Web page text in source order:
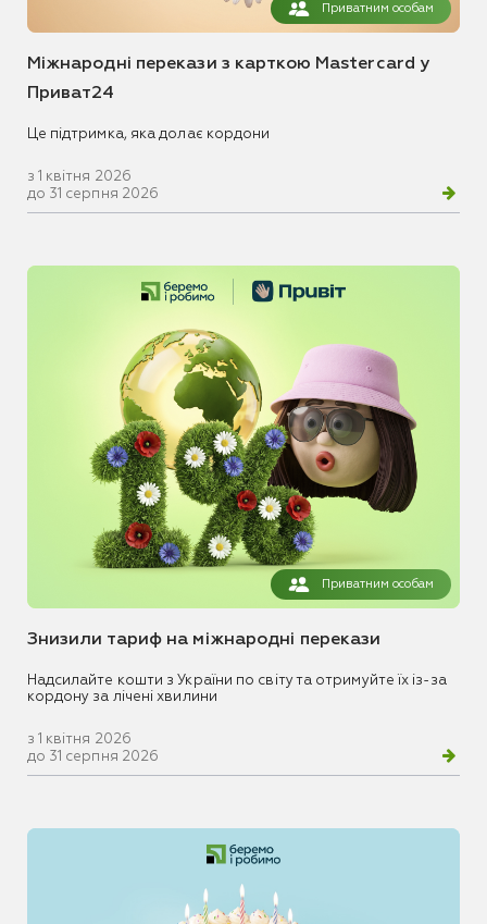
Приватним особам
Міжнародні перекази з карткою Mastercard у
Приват24
Це підтримка, яка долає кордони
з 1 квітня 2026
до 31 серпня 2026
Приватним особам
Знизили тариф на міжнародні перекази
Надсилайте кошти з України по світу та отримуйте їх із-за
кордону за лічені хвилини
з 1 квітня 2026
до 31 серпня 2026